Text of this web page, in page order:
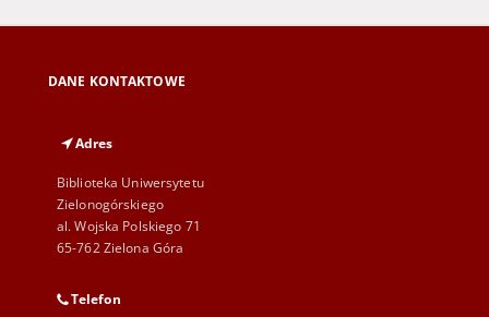
DANE KONTAKTOWE
Adres
Biblioteka Uniwersytetu
Zielonogórskiego
al. Wojska Polskiego 71
65-762 Zielona Góra
Telefon